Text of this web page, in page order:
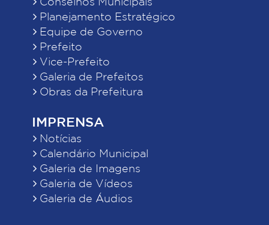
Planejamento Estratégico
Equipe de Governo
Prefeito
Vice-Prefeito
Galeria de Prefeitos
Obras da Prefeitura
IMPRENSA
Notícias
Calendário Municipal
Galeria de Imagens
Galeria de Vídeos
Galeria de Áudios